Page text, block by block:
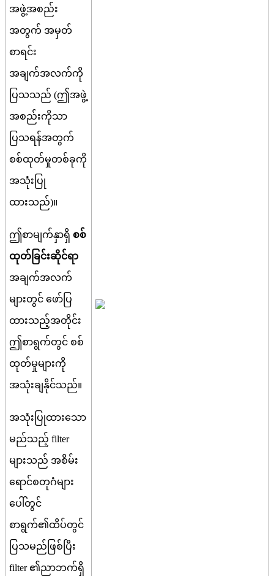
အဖအစည
အတက အမတ
စရင
အခကအလကက
ပသသည (ဤအဖ
အစညကသ
ပသရနအတက
စစထတမတစခက
အသ ပ
ထသည)။
ဤစမကနရ စစ
ထတ ခငဆငရ
အခကအလက
မတင ဖ ပ
ထသညအတင
ဤစရကတင စစ
ထတမမက
အသခနငသည။
အသ ပထသ
မညသည filter
မသည အစမ
ရငစတဂမ
ပတင
စရက၏ထပတင
ပသမည ဖစ ပ
filter ၏ညဘကရ